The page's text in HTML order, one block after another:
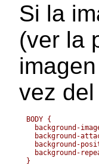
Si la
(ver la
vez
BODY {
background-
background-
background-
background-